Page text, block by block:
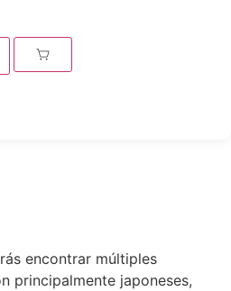
encontrar múltiples
principalmente japoneses,